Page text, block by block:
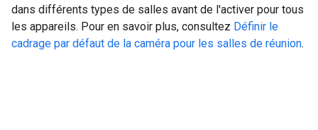
dans différents types de salles avant de l'activer pour tous
les appareils. Pour en savoir plus, consultez Définir le
cadrage par défaut de la caméra pour les salles de réunion.